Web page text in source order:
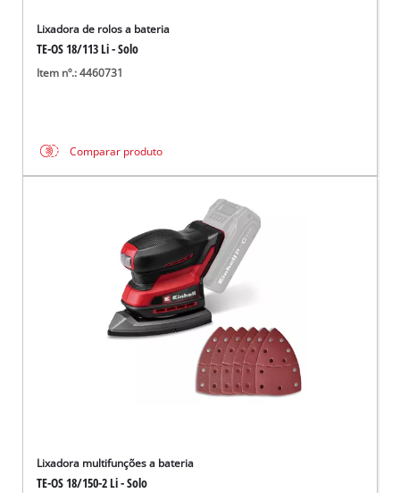
Lixadora de rolos a bateria
TE-OS 18/113 Li - Solo
Item nº.: 4460731
Comparar produto
Lixadora multifunções a bateria
TE-OS 18/150-2 Li - Solo